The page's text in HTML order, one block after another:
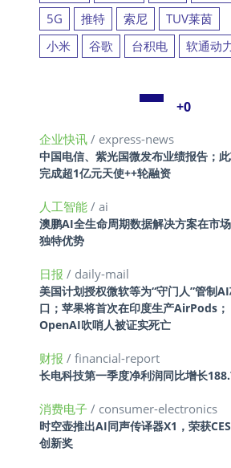
5G
推特 索尼
TUV莱茵
小米
谷歌 台积电 软通动
+0
企业快讯 / express-news
中国电信、紫光国微发布业绩报告；
完成超1亿元天使++轮融资
人工智能 / ai
澳鹏AI全生命周期数据解决方案在市
独特优势
日报 / daily-mail
美国计划授权微软等为“守门人”管制
口；苹果将首次在印度生产AirPods；
OpenAI吹哨人被证实死亡
财报 / financial-report
长电科技第一季度净利润同比增长
消费电子 / consumer-electronics
时空壶推出AI同声传译器X1，荣获
创新奖